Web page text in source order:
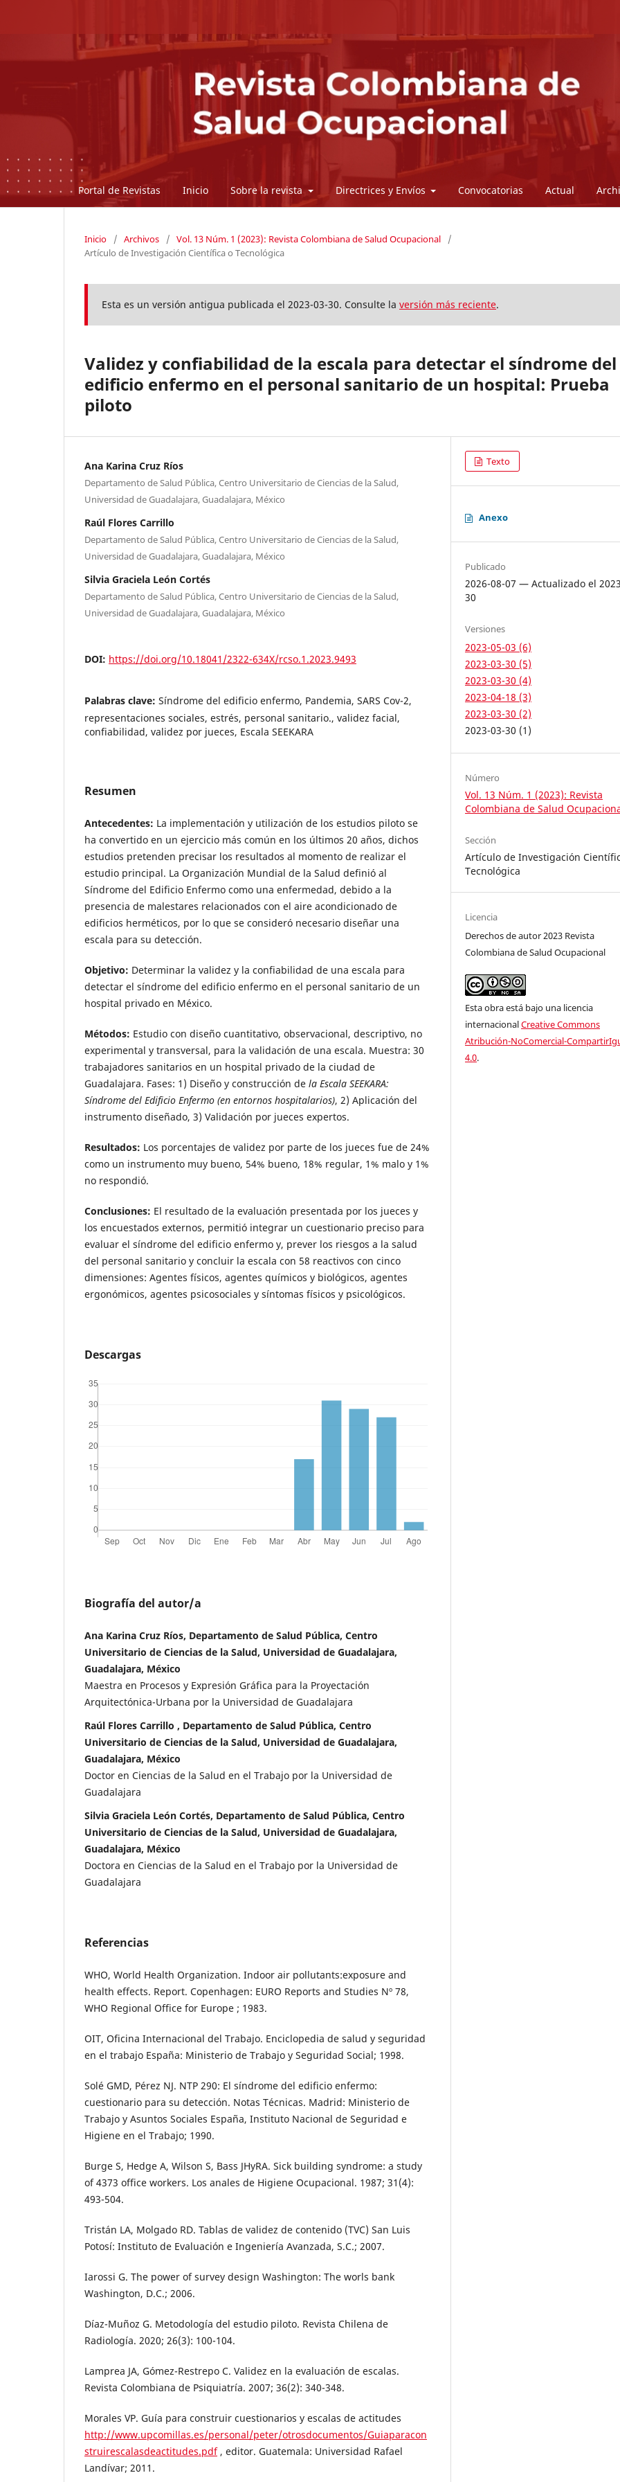
Portal de Revistas Inicio Sobre la revista Directrices y Envíos Convocatorias Actual
Inicio / Archivos / Vol. 13 Núm. 1 (2023): Revista Colombiana de Salud Ocupacional
/
Artículo de Investigación Científica o Tecnológica
Esta es un versión antigua publicada el 2023-03-30. Consulte la versión más reciente.
Validez y confiabilidad de la escala para detectar el síndrome del
edificio enfermo en el personal sanitario de un hospital: Prueba
piloto
Ana Karina Cruz Ríos
Departamento de Salud Pública, Centro Universitario de Ciencias de la Salud,
Universidad de Guadalajara, Guadalajara, México
Raúl Flores Carrillo
Departamento de Salud Pública, Centro Universitario de Ciencias de la Salud,
Universidad de Guadalajara, Guadalajara, México
Silvia Graciela León Cortés
Departamento de Salud Pública, Centro Universitario de Ciencias de la Salud,
Universidad de Guadalajara, Guadalajara, México
DOI: https://doi.org/10.18041/2322-634X/rcso.1.2023.9493
Palabras clave: Síndrome del edificio enfermo, Pandemia, SARS Cov-2,
representaciones sociales, estrés, personal sanitario., validez facial,
confiabilidad, validez por jueces, Escala SEEKARA
Resumen
Antecedentes: La implementación y utilización de los estudios piloto se
ha convertido en un ejercicio más común en los últimos 20 años, dichos
estudios pretenden precisar los resultados al momento de realizar el
estudio principal. La Organización Mundial de la Salud definió al
Síndrome del Edificio Enfermo como una enfermedad, debido a la
presencia de malestares relacionados con el aire acondicionado de
edificios herméticos, por lo que se consideró necesario diseñar una
escala para su detección.
Objetivo: Determinar la validez y la confiabilidad de una escala para
detectar el síndrome del edificio enfermo en el personal sanitario de un
hospital privado en México.
Métodos: Estudio con diseño cuantitativo, observacional, descriptivo, no
experimental y transversal, para la validación de una escala. Muestra: 30
trabajadores sanitarios en un hospital privado de la ciudad de
Guadalajara. Fases: 1) Diseño y construcción de la Escala SEEKARA:
Síndrome del Edificio Enfermo (en entornos hospitalarios), 2) Aplicación del
instrumento diseñado, 3) Validación por jueces expertos.
Resultados: Los porcentajes de validez por parte de los jueces fue de 24%
como un instrumento muy bueno, 54% bueno, 18% regular, 1% malo y 1%
no respondió.
Conclusiones: El resultado de la evaluación presentada por los jueces y
los encuestados externos, permitió integrar un cuestionario preciso para
evaluar el síndrome del edificio enfermo y, prever los riesgos a la salud
del personal sanitario y concluir la escala con 58 reactivos con cinco
dimensiones: Agentes físicos, agentes químicos y biológicos, agentes
ergonómicos, agentes psicosociales y síntomas físicos y psicológicos.
Descargas
Biografía del autor/a
Ana Karina Cruz Ríos, Departamento de Salud Pública, Centro
Universitario de Ciencias de la Salud, Universidad de Guadalajara,
Guadalajara, México
Maestra en Procesos y Expresión Gráfica para la Proyectación
Arquitectónica-Urbana por la Universidad de Guadalajara
Raúl Flores Carrillo , Departamento de Salud Pública, Centro
Universitario de Ciencias de la Salud, Universidad de Guadalajara,
Guadalajara, México
Doctor en Ciencias de la Salud en el Trabajo por la Universidad de
Guadalajara
Silvia Graciela León Cortés, Departamento de Salud Pública, Centro
Universitario de Ciencias de la Salud, Universidad de Guadalajara,
Guadalajara, México
Doctora en Ciencias de la Salud en el Trabajo por la Universidad de
Guadalajara
Referencias
WHO, World Health Organization. Indoor air pollutants:exposure and
health effects. Report. Copenhagen: EURO Reports and Studies Nº 78,
WHO Regional Office for Europe ; 1983.
OIT, Oficina Internacional del Trabajo. Enciclopedia de salud y seguridad
en el trabajo España: Ministerio de Trabajo y Seguridad Social; 1998.
Solé GMD, Pérez NJ. NTP 290: El síndrome del edificio enfermo:
cuestionario para su detección. Notas Técnicas. Madrid: Ministerio de
Trabajo y Asuntos Sociales España, Instituto Nacional de Seguridad e
Higiene en el Trabajo; 1990.
Burge S, Hedge A, Wilson S, Bass JHyRA. Sick building syndrome: a study
of 4373 office workers. Los anales de Higiene Ocupacional. 1987; 31(4):
493-504.
Tristán LA, Molgado RD. Tablas de validez de contenido (TVC) San Luis
Potosí: Instituto de Evaluación e Ingeniería Avanzada, S.C.; 2007.
Iarossi G. The power of survey design Washington: The worls bank
Washington, D.C.; 2006.
Díaz-Muñoz G. Metodología del estudio piloto. Revista Chilena de
Radiología. 2020; 26(3): 100-104.
Lamprea JA, Gómez-Restrepo C. Validez en la evaluación de escalas.
Revista Colombiana de Psiquiatría. 2007; 36(2): 340-348.
Morales VP. Guía para construir cuestionarios y escalas de actitudes
http://www.upcomillas.es/personal/peter/otrosdocumentos/Guiaparacon
struirescalasdeactitudes.pdf, editor. Guatemala: Universidad Rafael
Landívar; 2011.
Texto
Anexo
Publicado
2026-08-07 — Actualizado el
30
Versiones
2023-05-03 (6)
2023-03-30 (5)
2023-03-30 (4)
2023-04-18 (3)
2023-03-30 (2)
2023-03-30 (1)
Número
Vol. 13 Núm. 1 (2023): Revista
Colombiana de Salud
Sección
Artículo de Investigación
Tecnológica
Licencia
Derechos de autor 2023 Revista
Colombiana de Salud Ocupacional
Esta obra está bajo una licencia
internacionalCreative Commons
Atribución-NoComercial-
4.0.